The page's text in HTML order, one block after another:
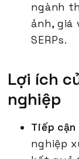
ngành
ảnh, giá
SERPs.
Lợi ích
nghiệp
Tiếp cận
nghiệp